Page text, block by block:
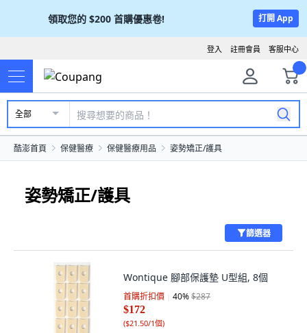
領取您的 $200 首購優惠卷! 打開 App
客服中心
註冊會員
登入
全部
酷澎首頁 保健醫療 保健醫療用品 姿勢矯正/護具
姿勢矯正/護具
篩選器
Wontique 腳部保護墊 U型組, 8個
首購折扣價 40%$287
$172
($21.50/1個)